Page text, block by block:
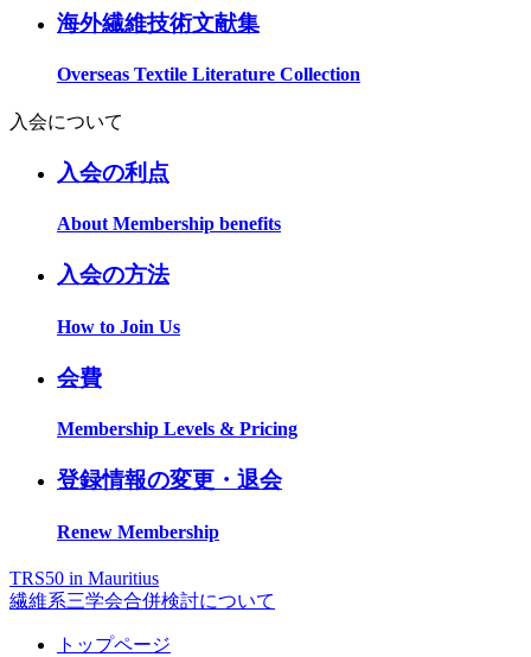
海外繊維技術文献集
Overseas Textile Literature Collection
入会について
入会の利点
About Membership benefits
入会の方法
How to Join Us
会費
Membership Levels & Pricing
登録情報の変更・退会
Renew Membership
TRS50 in Mauritius
繊維系三学会合併検討について
トップページ